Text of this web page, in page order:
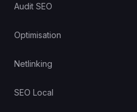
Audit SEO
Optimisation
Netlinking
SEO Local